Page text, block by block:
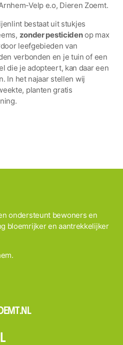
Velp e.o, Dieren Zoemt.
bestaat uit stukjes
zonder pesticidenop max
leefgebieden van
verbonden en je tuin of een
die je adopteert, kan daar een
In het najaar stellen wij
planten gratis
ondersteunt bewoners en
bloemrijker en aantrekkelijker